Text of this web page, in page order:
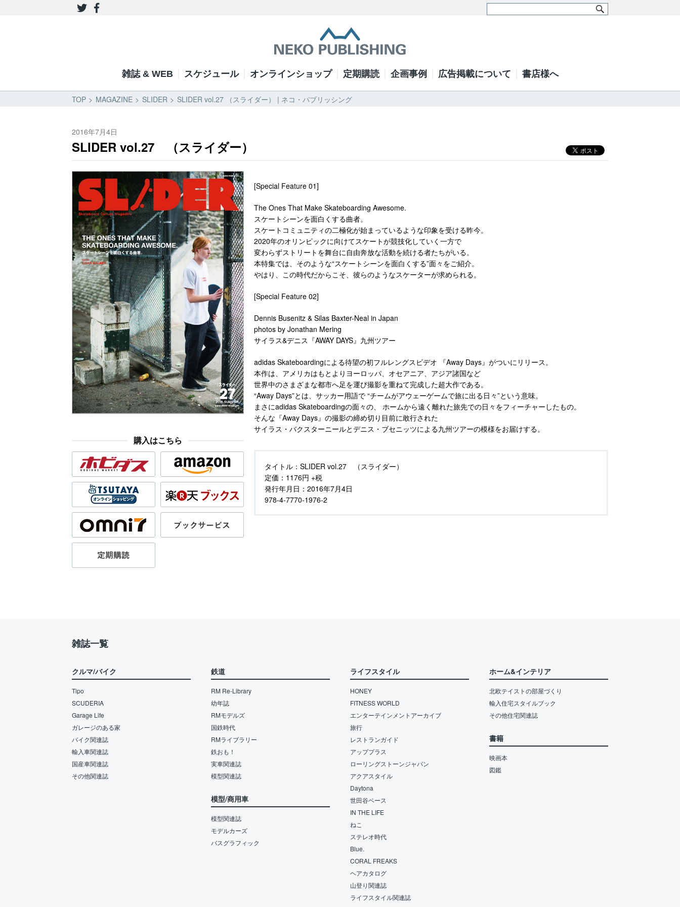
雑誌 & WEB スケジュール オンラインショップ 定期購読 企画事例 広告掲載について 書店様へ
TOP MAGAZINE SLIDER SLIDER vol.27 （スライダー） | ネコ・パブリッシング
2016年7月4日
SLIDER vol.27 （スライダー）
購入はこちら
[Special Feature 01]
The Ones That Make Skateboarding Awesome.
スケートシーンを面白くする曲者。
スケートコミュニティの二極化が始まっているような印象を受ける昨今。
2020年のオリンピックに向けてスケートが競技化していく一方で
変わらずストリートを舞台に自由奔放な活動を続ける者たちがいる。
本特集では、そのような“スケートシーンを面白くする”面々をご紹介。
やはり、この時代だからこそ、彼らのようなスケーターが求められる。
[Special Feature 02]
Dennis Busenitz & Silas Baxter-Neal in Japan
photos by Jonathan Mering
サイラス&デニス『AWAY DAYS』九州ツアー
adidas Skateboardingによる待望の初フルレングスビデオ 『Away Days』がついにリリース。
本作は、アメリカはもとよりヨーロッパ、オセアニア、アジア諸国など
世界中のさまざまな都市へ足を運び撮影を重ねて完成した超大作である。
“Away Days”とは、サッカー用語で “チームがアウェーゲームで旅に出る日々”という意味。
まさにadidas Skateboardingの面々の、 ホームから遠く離れた旅先での日々をフィーチャーしたもの。
そんな『Away Days』の撮影の締め切り目前に敢行された
サイラス・バクスターニールとデニス・ブセニッツによる九州ツアーの模様をお届けする。
タイトル： SLIDER vol.27 （スライダー）
定価： 1176円 +税
発行年月日： 2016年7月4日
978-4-7770-1976-2
雑誌一覧
クルマ/バイク
Tipo
SCUDERIA
Garage Life
ガレージのある家
バイク関連誌
輸入車関連誌
国産車関連誌
その他関連誌
鉄道
RM Re-Library
幼年誌
RMモデルズ
国鉄時代
RMライブラリー
鉄おも！
実車関連誌
模型関連誌
模型/商用車
模型関連誌
モデルカーズ
バスグラフィック
ライフスタイル
HONEY
FITNESS WORLD
エンターテインメントアーカイブ
旅行
レストランガイド
アッププラス
ローリングストーンジャパン
アクアスタイル
Daytona
世田谷ベース
IN THE LIFE
ねこ
ステレオ時代
Blue.
CORAL FREAKS
ヘアカタログ
山登り関連誌
ライフスタイル関連誌
ホーム&インテリア
北欧テイストの部屋づくり
輸入住宅スタイルブック
その他住宅関連誌
書籍
映画本
図鑑